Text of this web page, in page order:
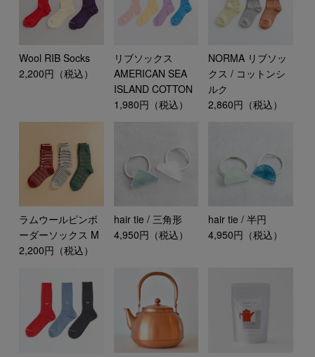
Wool RIB Socks
2,200円（税込）
リブソックス
AMERICAN SEA
ISLAND COTTON
1,980円（税込）
NORMA リブソッ
クス / コットンシ
ルク
2,860円（税込）
ラムウールピンボ
ーダーソックス M
2,200円（税込）
hair tie / 三角形
4,950円（税込）
hair tie / 半円
4,950円（税込）